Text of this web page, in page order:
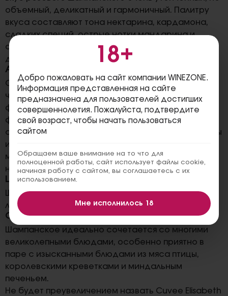
объемный, деликатный и гармоничный. Палитру
вкуса составляют тона нектарина, кардамона,
сладких специй, острые нотки мандарина и
стойкие оттенки кедра и экзотических пород
древесины.
Аромат
Освежающий аромат шампанского наполнен
чувственными хрустящими нотами красных
фруктов, цитрусовой цедры и косточковых
фруктов. Особую изысканность, богатство и
сложность придают ароматической палитре ноты
инжира, жареного персика, миндаля и
миндального печенья, а также неповторимые
нюансы земляники и весенней розы.
Цвет
Шампанское очень яркого и блестящего
лососево-розового цвета с мягким мерцанием.
Сочетания
Шампанское идеально сочетается со многими
великолепными блюдами, особенно приятно в
паре с изысканными блюдами из мяса птицы,
королевскими креветками и миндальным
печеньем.
Не будет преувеличением назвать Cuvee Elisabeth
18+
Добро пожаловать на сайт компании WINEZONE.
Информация представленная на сайте
предназначена для пользователей достигших
совершеннолетия. Пожалуйста, подтвердите
свой возраст, чтобы начать пользоваться
сайтом
Обращаем ваше внимание на то что для
полноценной работы, сайт использует файлы cookie,
начиная работу с сайтом, вы соглашаетесь с их
использованием.
Мне исполнилось 18